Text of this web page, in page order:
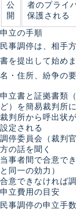
公
開
者のプライ
保護される
申立の手順
民事調停は、相手
書を提出して始め
名・住所、紛争の
申立書と証拠書類
ど）を簡易裁判所
裁判所から呼出状
設定される
調停委員会（裁判
方の話を聞く
当事者間で合意で
と同一の効力）
合意できなければ
申立費用の目安
民事調停の申立手